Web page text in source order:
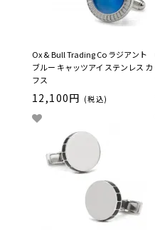
Ox & Bull Trading Co ラジアント
ブルー キャッツアイ ステンレス カ
フス
12,100円 (税込)